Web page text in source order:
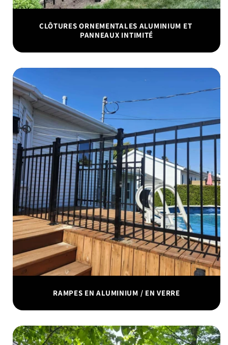
CLÔTURES ORNEMENTALES ALUMINIUM ET
PANNEAUX INTIMITÉ
RAMPES EN ALUMINIUM / EN VERRE